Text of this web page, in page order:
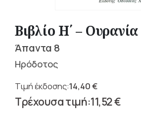
Βιβλίο Η΄ – Ουρανία
Άπαντα 8
Ηρόδοτος
14,40€
Original
price 11,52€